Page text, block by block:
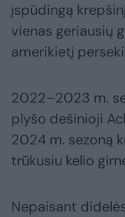
įspūdingą
vienas geriausių
amerikietį
2022–2023 m.
plyšo dešinioji
2024 m. sezoną
trūkusiu kelio
Nepaisant